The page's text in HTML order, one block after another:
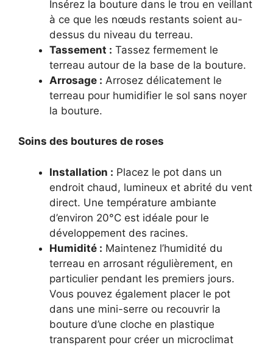
Insérez la bouture dans le trou en veillant
à ce que les nœuds restants soient au-
dessus du niveau du terreau.
Tassement : Tassez fermement le
terreau autour de la base de la bouture.
Arrosage : Arrosez délicatement le
terreau pour humidifier le sol sans noyer
la bouture.
Soins des boutures de roses
Installation : Placez le pot dans un
endroit chaud, lumineux et abrité du vent
direct. Une température ambiante
d’environ 20°C est idéale pour le
développement des racines.
Humidité : Maintenez l’humidité du
terreau en arrosant régulièrement, en
particulier pendant les premiers jours.
Vous pouvez également placer le pot
dans une mini-serre ou recouvrir la
bouture d’une cloche en plastique
transparent pour créer un microclimat